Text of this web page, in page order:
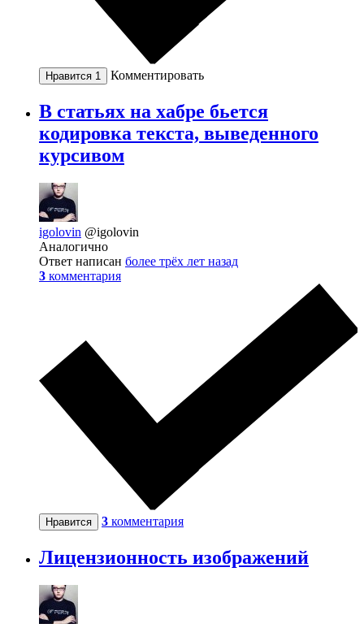
Нравится 1 Комментировать
В статьях на хабре бьется
кодировка текста, выведенного
курсивом
igolovin @igolovin
Аналогично
Ответ написан более трёх лет назад
3 комментария
Нравится 3 комментария
Лицензионность изображений